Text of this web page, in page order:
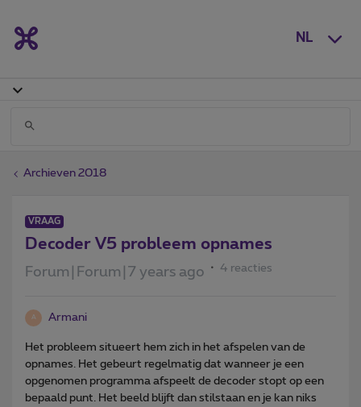
NL
Archieven 2018
VRAAG
Decoder V5 probleem opnames
Forum|Forum|7 years ago 4 reacties
A Armani
Het probleem situeert hem zich in het afspelen van de
opnames. Het gebeurt regelmatig dat wanneer je een
opgenomen programma afspeelt de decoder stopt op een
bepaald punt. Het beeld blijft dan stilstaan en je kan niks